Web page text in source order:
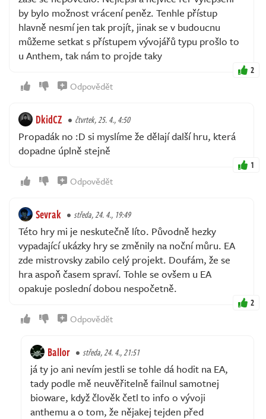
by bylo možnost vrácení peněz. Tenhle přístup
hlavně nesmí jen tak projít, jinak se v budoucnu
můžeme setkat s přístupem vývojářů typu prošlo to
u Anthem, tak nám to projde taky
2
Odpovědět
DkidCZ čtvrtek, 25. 4., 4:50
Propadák no :D si myslíme že dělají další hru, která
dopadne úplně stejně
1
Odpovědět
Sevrak středa, 24. 4., 19:49
Této hry mi je neskutečně líto. Původně hezky
vypadající ukázky hry se změnily na noční můru. EA
zde mistrovsky zabilo celý projekt. Doufám, že se
hra aspoň časem spraví. Tohle se ovšem u EA
opakuje poslední dobou nespočetně.
2
Odpovědět
Ballor středa, 24. 4., 21:51
já ty jo ani nevím jestli se tohle dá hodit na EA,
tady podle mě neuvěřitelně failnul samotnej
bioware, když člověk četl to info o vývoji
anthemu a o tom, že nějakej tejden před